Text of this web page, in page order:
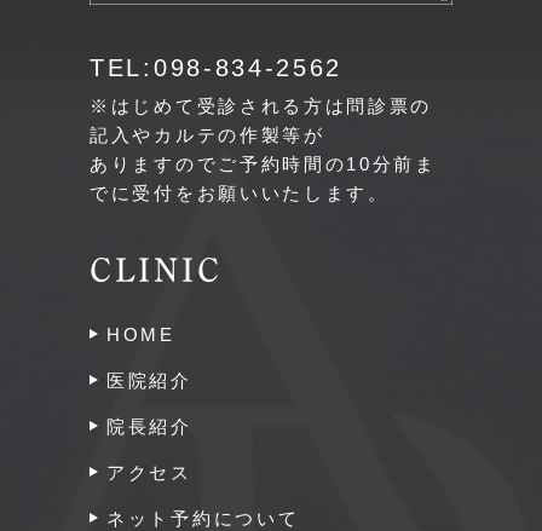
TEL:098-834-2562
※はじめて受診される方は問診票の
記入やカルテの作製等が
ありますのでご予約時間の10分前ま
でに受付をお願いいたします。
CLINIC
HOME
医院紹介
院長紹介
アクセス
ネット予約について